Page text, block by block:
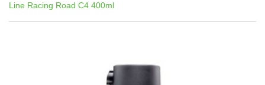
Line Racing Road C4 400ml